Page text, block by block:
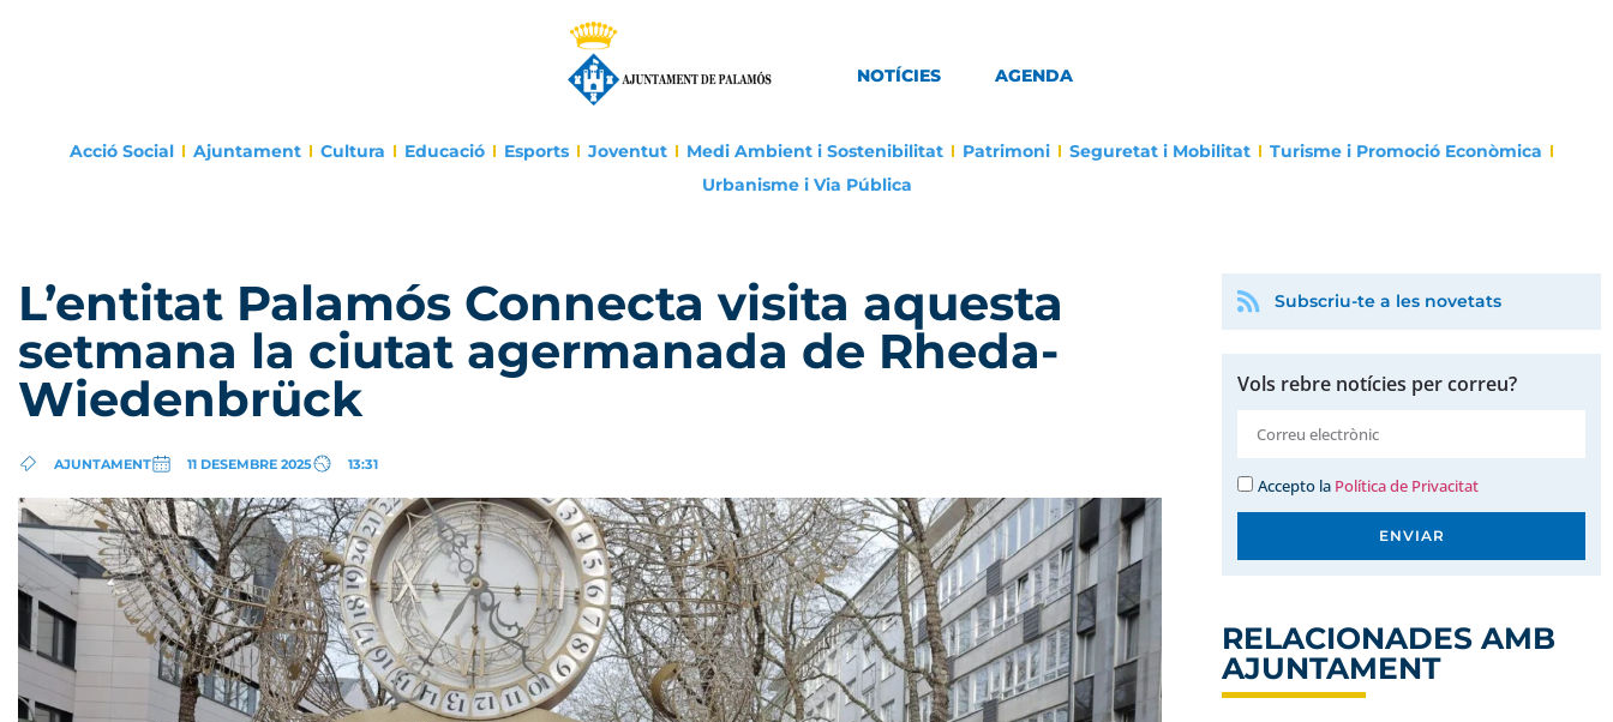
NOTÍCIES AGENDA
Acció Social Ajuntament Cultura Educació Esports Joventut Medi Ambient i Sostenibilitat Patrimoni Seguretat i Mobilitat
Turisme i Promoció Econòmica
Urbanisme i Via Pública
L’entitat Palamós Connecta visita aquesta
setmana la ciutat agermanada de Rheda-
Wiedenbrück
AJUNTAMENT 11 DESEMBRE 2025 13:31
Subscriu-te a les novetats
Vols rebre notícies per correu?
Accepto la Política de Privacitat
ENVIAR
RELACIONADES AMB
AJUNTAMENT